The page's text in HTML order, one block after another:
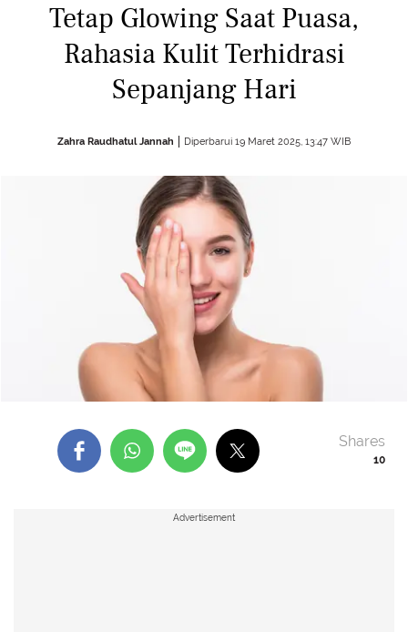
Tetap Glowing Saat Puasa,
Rahasia Kulit Terhidrasi
Sepanjang Hari
Zahra Raudhatul Jannah Diperbarui 19 Maret 2025, 13:47 WIB
10
Shares
Advertisement